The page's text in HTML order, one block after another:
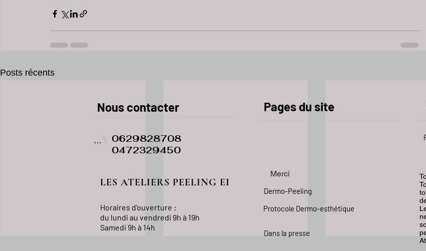
Posts récents
​​​Nous contacter Pages du site
Phone 0629828708
0472329450
LES ATELIERS PEELING EI
Horaires d'ouverture :
du lundi au vendredi 9h à 19h
Samedi 9h à 14h
Merci
Dermo-Peeling
Protocole Dermo-esthétique
Dans la presse